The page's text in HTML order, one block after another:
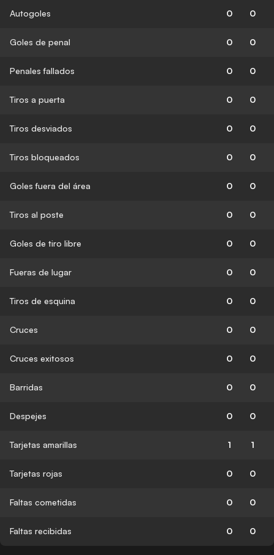
Autogoles 0 0
Goles de penal 0 0
Penales fallados 0 0
Tiros a puerta 0 0
Tiros desviados 0 0
Tiros bloqueados 0 0
Goles fuera del área 0 0
Tiros al poste 0 0
Goles de tiro libre 0 0
Fueras de lugar 0 0
Tiros de esquina 0 0
Cruces 0 0
Cruces exitosos 0 0
Barridas 0 0
Despejes 0 0
Tarjetas amarillas 1 1
Tarjetas rojas 0 0
Faltas cometidas 0 0
Faltas recibidas 0 0